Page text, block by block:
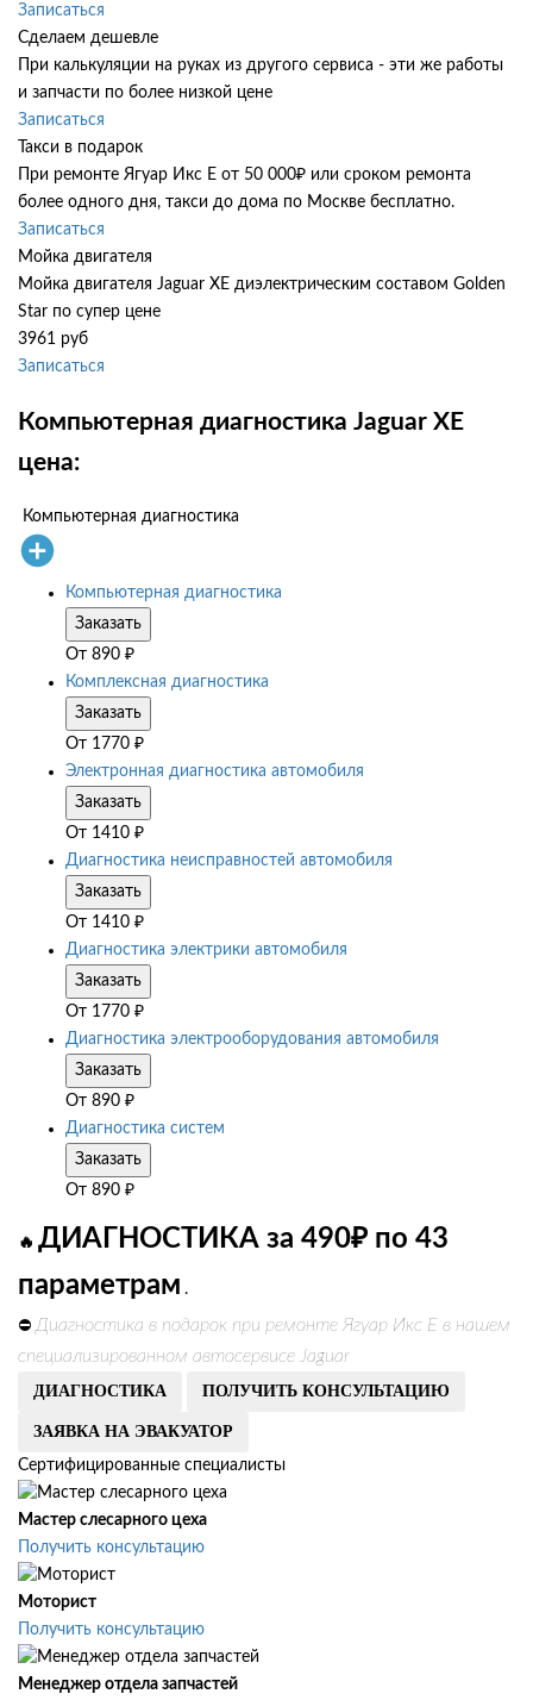
Записаться
Сделаем дешевле
При калькуляции на руках из другого сервиса - эти же работы
и запчасти по более низкой цене
Записаться
Такси в подарок
При ремонте Ягуар Икс Е от 50 000₽ или сроком ремонта
более одного дня, такси до дома по Москве бесплатно.
Записаться
Мойка двигателя
Мойка двигателя Jaguar XE диэлектрическим составом Golden
Star по супер цене
3961 руб
Записаться
Компьютерная диагностика Jaguar XE
цена:
Компьютерная диагностика
Компьютерная диагностика
Заказать
От 890 ₽
Комплексная диагностика
Заказать
От 1770 ₽
Электронная диагностика автомобиля
Заказать
От 1410 ₽
Диагностика неисправностей автомобиля
Заказать
От 1410 ₽
Диагностика электрики автомобиля
Заказать
От 1770 ₽
Диагностика электрооборудования автомобиля
Заказать
От 890 ₽
Диагностика систем
Заказать
От 890 ₽
🔥 ДИАГНОСТИКА за 490₽ по 43
параметрам .
⛔ Диагностика в подарок при ремонте Ягуар Икс Е в нашем
специализированном автосервисе Jaguar
ДИАГНОСТИКА ПОЛУЧИТЬ КОНСУЛЬТАЦИЮ
ЗАЯВКА НА ЭВАКУАТОР
Сертифицированные специалисты
Мастер слесарного цеха
Получить консультацию
Моторист
Получить консультацию
Менеджер отдела запчастей